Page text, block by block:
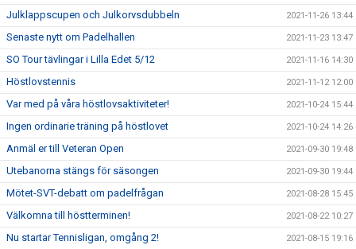
Julklappscupen och Julkorvsdubbeln 2021-11-26 13:44
Senaste nytt om Padelhallen 2021-11-23 13:47
SO Tour tävlingar i Lilla Edet 5/12 2021-11-16 14:30
Höstlovstennis 2021-11-12 12:00
Var med på våra höstlovsaktiviteter! 2021-10-24 15:44
Ingen ordinarie träning på höstlovet 2021-10-24 14:26
Anmäl er till Veteran Open 2021-09-30 19:48
Utebanorna stängs för säsongen 2021-09-30 19:44
Mötet-SVT-debatt om padelfrågan 2021-08-28 15:45
Välkomna till höstterminen! 2021-08-22 10:27
Nu startar Tennisligan, omgång 2! 2021-08-15 19:16